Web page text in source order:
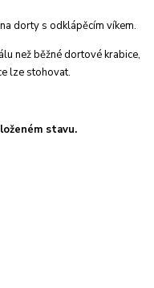
dorty s odklápěcím víkem.
než běžné dortové krabice,
lze stohovat.
stavu.